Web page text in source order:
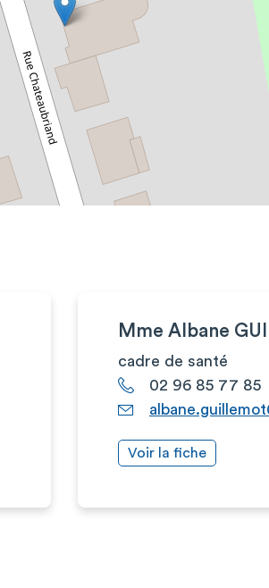
Mme Albane
cadre de santé
02 96 85 77 85
Voir la fiche